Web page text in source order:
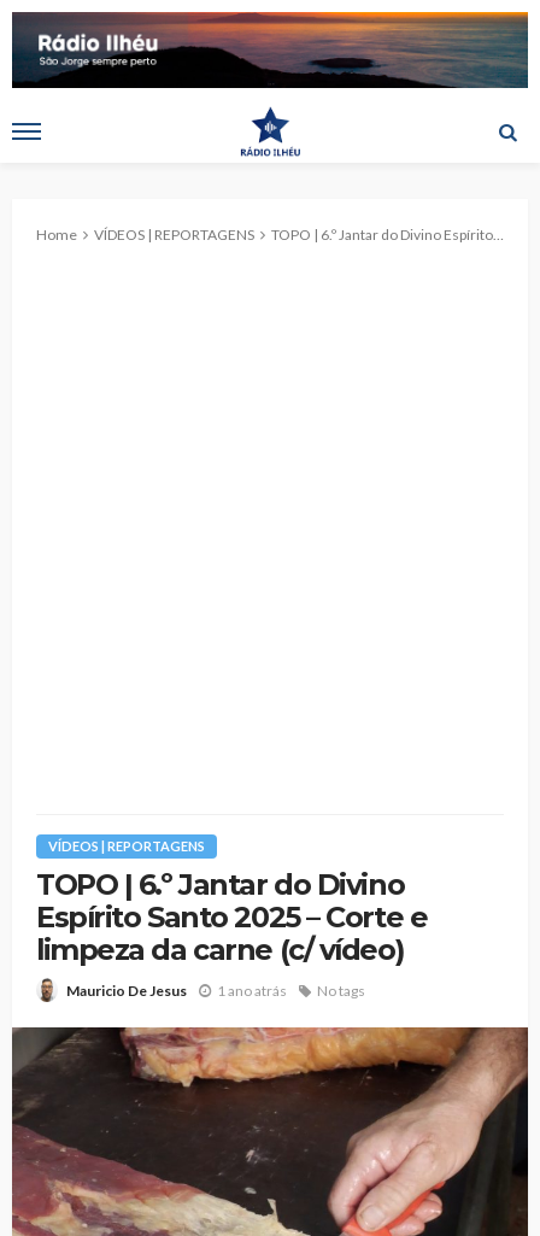
Home VÍDEOS | REPORTAGENS TOPO | 6.º Jantar do Divino Espírito Santo 2025 – Corte e limpeza da carne (c/ vídeo)
VÍDEOS | REPORTAGENS
TOPO | 6.º Jantar do Divino
Espírito Santo 2025 – Corte e
limpeza da carne (c/ vídeo)
Mauricio De Jesus 1 ano atrás No tags